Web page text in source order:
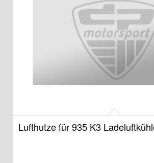
Lufthutze für 935 K3